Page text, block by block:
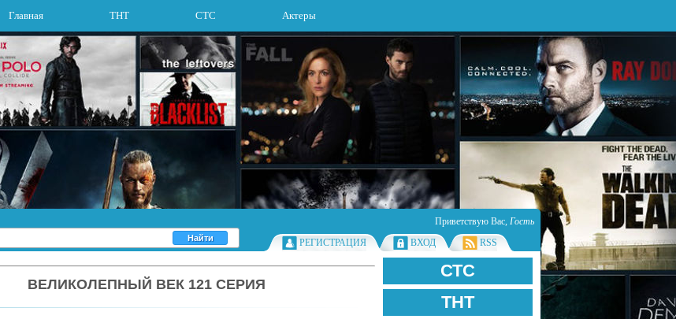
Главная ТНТ СТС Актеры
Приветствую Вас, Гость
РЕГИСТРАЦИЯ
ВХОД RSS
СТС
ТНТ
ВЕЛИКОЛЕПНЫЙ ВЕК 121 СЕРИЯ